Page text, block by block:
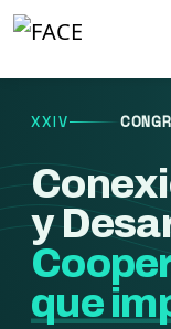
XXIV
y
que